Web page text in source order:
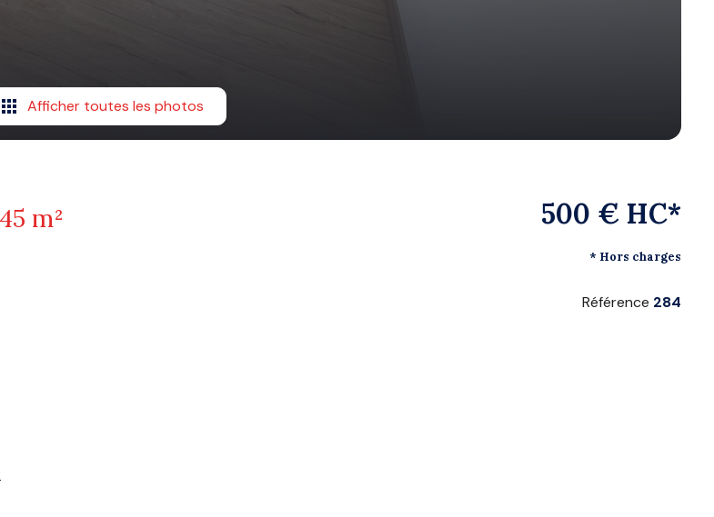
Afficher toutes les photos
m² 500 € HC*
* Hors charges
Référence 284